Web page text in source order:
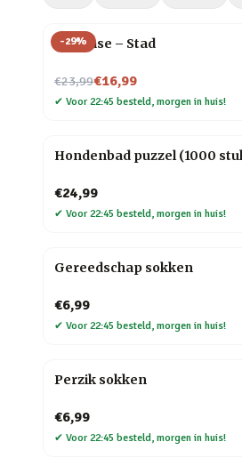
-29%
Flip Vase – Stad
€23,99
Nu voor€16,99
✔ Voor 22:45 besteld, morgen in huis!
Hondenbad puzzel (1000
€24,99
✔ Voor 22:45 besteld, morgen in huis!
Gereedschap sokken
€6,99
✔ Voor 22:45 besteld, morgen in huis!
Perzik sokken
€6,99
✔ Voor 22:45 besteld, morgen in huis!